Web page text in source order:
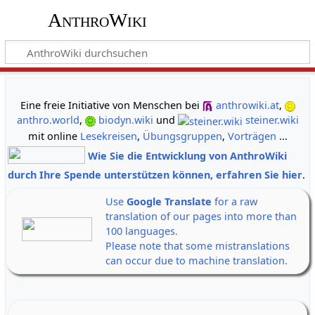
AnthroWiki
Eine freie Initiative von Menschen bei anthrowiki.at,
anthro.world, biodyn.wiki und
steiner.wiki
mit online Lesekreisen, Übungsgruppen, Vorträgen ...
Wie Sie die Entwicklung von AnthroWiki
durch Ihre Spende unterstützen können, erfahren Sie hier.
Use Google Translate for a raw
translation of our pages into more than
100 languages.
Please note that some mistranslations
can occur due to machine translation.